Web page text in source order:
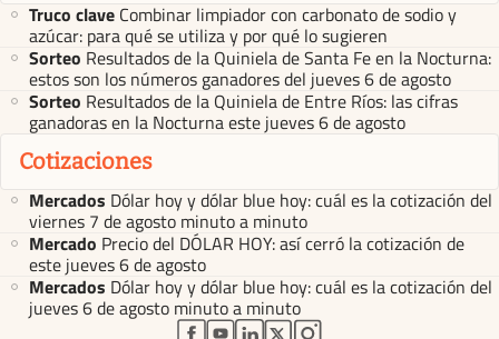
Truco clave Combinar limpiador con carbonato de sodio y
azúcar: para qué se utiliza y por qué lo sugieren
Sorteo Resultados de la Quiniela de Santa Fe en la Nocturna:
estos son los números ganadores del jueves 6 de agosto
Sorteo Resultados de la Quiniela de Entre Ríos: las cifras
ganadoras en la Nocturna este jueves 6 de agosto
Cotizaciones
Mercados Dólar hoy y dólar blue hoy: cuál es la cotización del
viernes 7 de agosto minuto a minuto
Mercado Precio del DÓLAR HOY: así cerró la cotización de
este jueves 6 de agosto
Mercados Dólar hoy y dólar blue hoy: cuál es la cotización del
jueves 6 de agosto minuto a minuto
abre en nueva pestaña
abre en nueva pestaña
abre en nueva pestaña
abre en nueva pestaña
abre en nueva pestaña